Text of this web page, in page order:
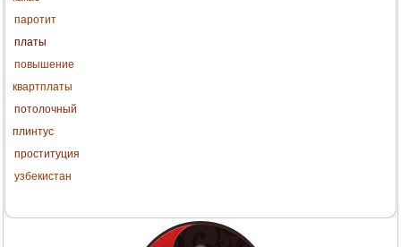
паротит
платы
повышение
квартплаты
потолочный
плинтус
проституция
узбекистан